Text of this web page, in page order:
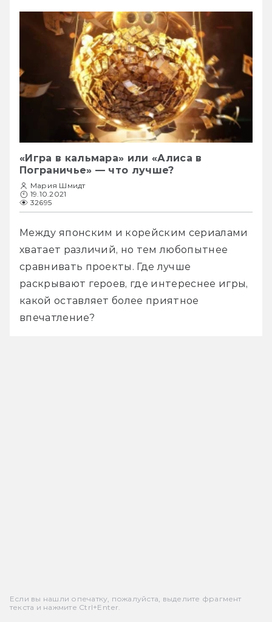
«Игра в кальмара» или «Алиса в
Пограничье» — что лучше?
Мария Шмидт
19.10.2021
32695
Между японским и корейским сериалами
хватает различий, но тем любопытнее
сравнивать проекты. Где лучше
раскрывают героев, где интереснее игры,
какой оставляет более приятное
впечатление?
Если вы нашли опечатку, пожалуйста, выделите фрагмент
текста и нажмите Ctrl+Enter.